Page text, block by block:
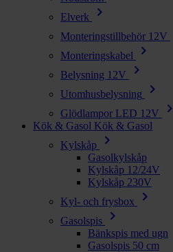
Elverk chevron_right
Monteringstillbehör 12V
Monteringskabel chevron_right
Belysning 12V chevron_right
Utomhusbelysning chevron_right
Glödlampor LED 12V chevron_right
Kök & Gasol Kök & Gasol
Kylskåp
chevron_right
Gasolkylskåp
Kylskåp 12/24V
Kylskåp 230V
Kyl- och frysbox
chevron_right
Gasolspis chevron_right
Bänkspis med ugn
Gasolspis 50 cm